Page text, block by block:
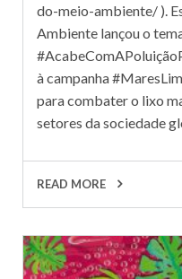
do-meio-ambiente/ ).
Ambiente lançou o
à campanha
para combater o lixo
setores da sociedade
READ MORE